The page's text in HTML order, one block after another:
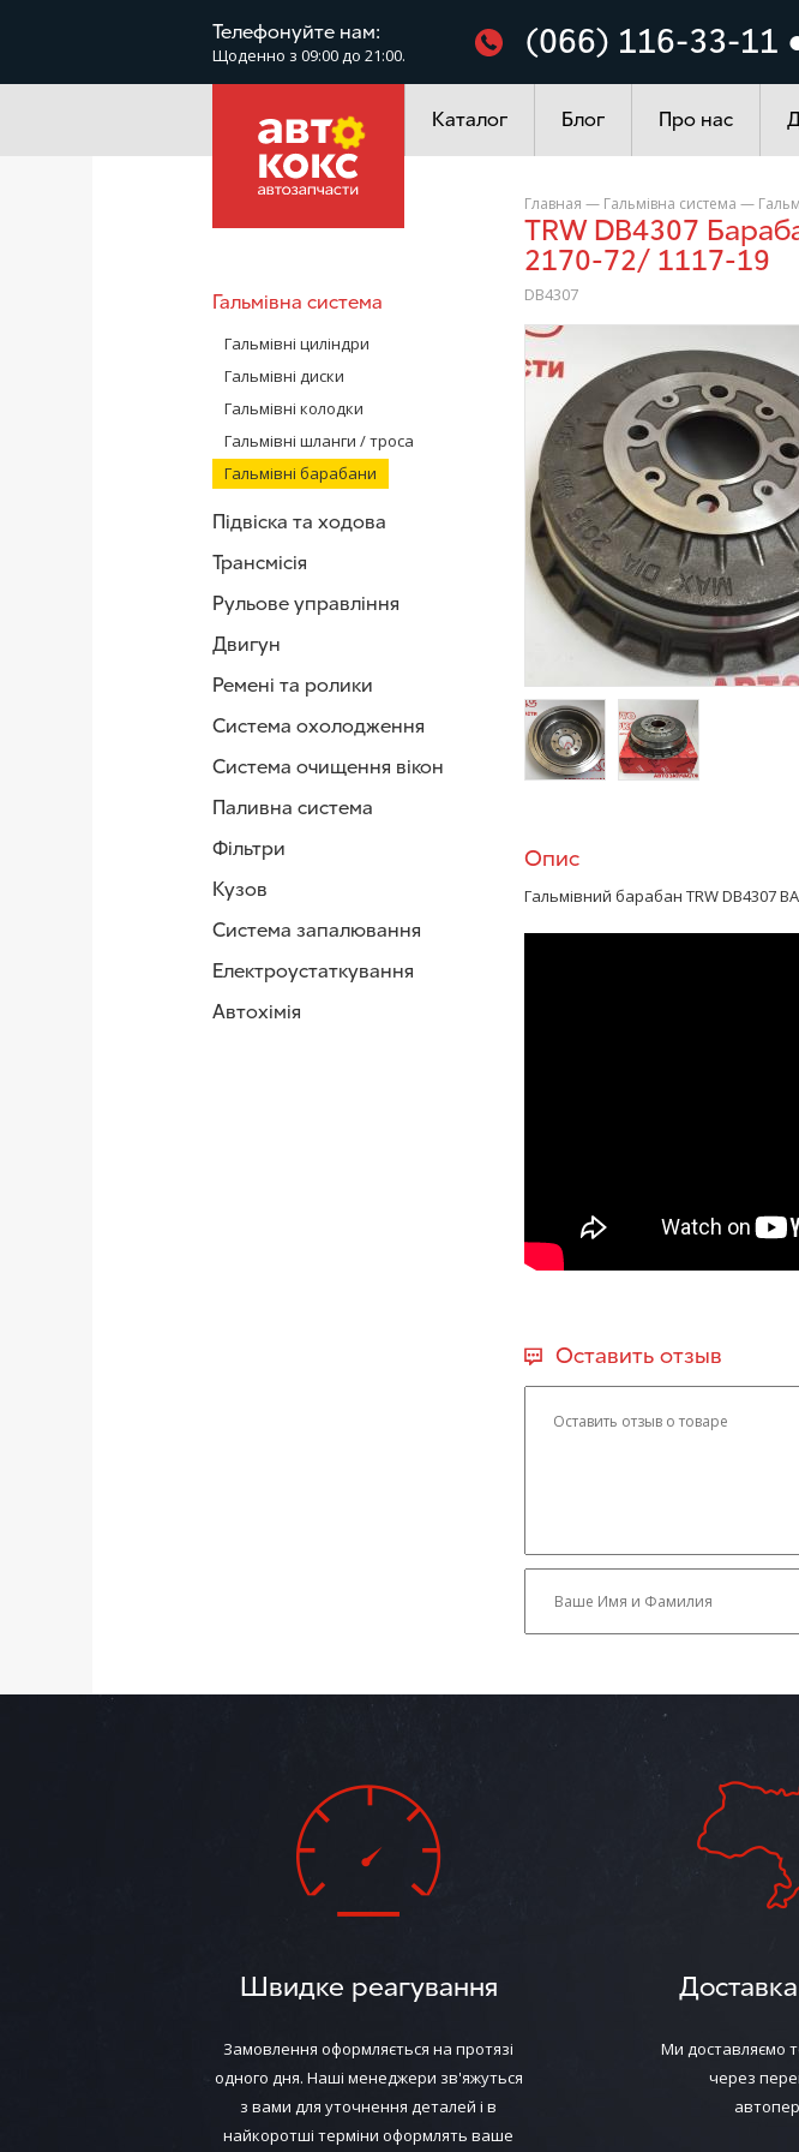
Телефонуйте нам:
Щоденно з 09:00 до 21:00. (066) 116-33-11
Каталог
Електроустаткування Автохімія
Блог Про нас
Гальмівна система
Гальмівні циліндри
Гальмівні диски
Гальмівні колодки
Гальмівні шланги / троса
Гальмівні барабани
Підвіска та ходова
Трансмісія
Рульове управління
Двигун
Ремені та ролики
Система охолодження
Система очищення вікон
Паливна система
Фільтри
Кузов
Система запалювання
Електроустаткування
Автохімія
Главная — Гальмівна система —
TRW DB4307 Барабан гальмівний ВАЗ 2108-099/ 2110-12/
2170-72/ 1117-19
DB4307
/>
Опис
Гальмівний барабан TRW DB4307
Оставить отзыв
Швидке реагування
Замовлення оформляється на протязі
одного дня. Наші менеджери зв'яжуться
з вами для уточнення деталей і в
найкоротші терміни оформлять ваше
Ми доставляємо
через